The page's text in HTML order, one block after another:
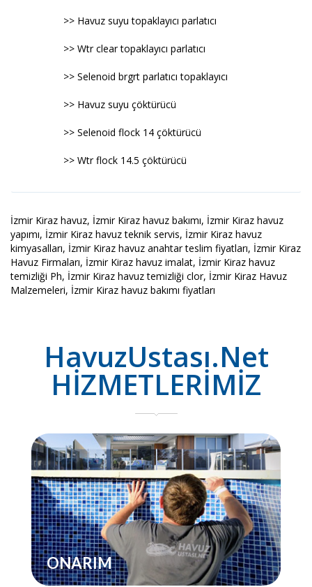
>> Havuz suyu topaklayıcı parlatıcı
>> Wtr clear topaklayıcı parlatıcı
>> Selenoid brgrt parlatıcı topaklayıcı
>> Havuz suyu çöktürücü
>> Selenoid flock 14 çöktürücü
>> Wtr flock 14.5 çöktürücü
İzmir Kiraz havuz, İzmir Kiraz havuz bakımı, İzmir Kiraz havuz
yapımı, İzmir Kiraz havuz teknik servis, İzmir Kiraz havuz
kimyasalları, İzmir Kiraz havuz anahtar teslim fiyatları, İzmir Kiraz
Havuz Firmaları, İzmir Kiraz havuz imalat, İzmir Kiraz havuz
temizliği Ph, İzmir Kiraz havuz temizliği clor, İzmir Kiraz Havuz
Malzemeleri, İzmir Kiraz havuz bakımı fiyatları
HavuzUstası.Net
HİZMETLERİMİZ
ONARIM